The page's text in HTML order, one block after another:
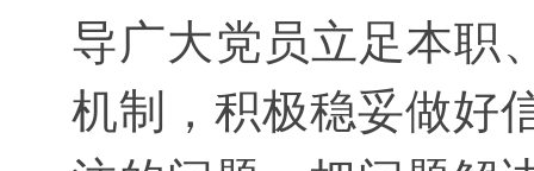
导广大党员立足本职
机制，积极稳妥做好